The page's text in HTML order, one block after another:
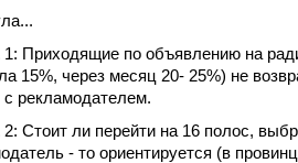
по объявлению на
15%, через месяц 20- 25%) не
с рекламодателем.
ли перейти на 16 полос,
- то ориентируется (в